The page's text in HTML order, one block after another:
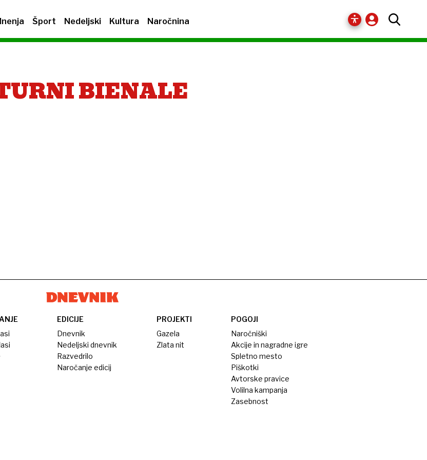
Šport Nedeljski Kultura Naročnina
BIENALE
EDICIJE
Dnevnik
Nedeljski dnevnik
Razvedrilo
Naročanje edicij
PROJEKTI
Gazela
Zlata nit
POGOJI
Naročniški
Akcije in nagradne igre
Spletno mesto
Piškotki
Avtorske pravice
Volilna kampanja
Zasebnost